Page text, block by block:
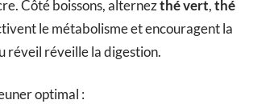
Côté boissons, alternezthé vert,thé
le métabolisme et encouragent la
réveil réveille la digestion.
optimal :